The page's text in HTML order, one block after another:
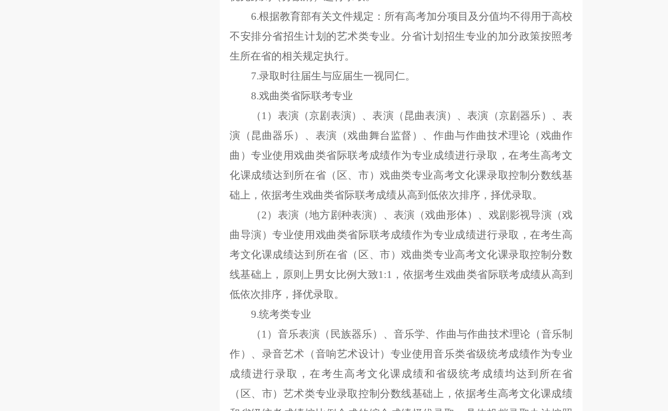
6.根据教育部有关文件规定：所有高考加分项目及分值均不得用于高校
不安排分省招生计划的艺术类专业。分省计划招生专业的加分政策按照考
生所在省的相关规定执行。
7.录取时往届生与应届生一视同仁。
8.戏曲类省际联考专业
（1）表演（京剧表演）、表演（昆曲表演）、表演（京剧器乐）、表
演（昆曲器乐）、表演（戏曲舞台监督）、作曲与作曲技术理论（戏曲作
曲）专业使用戏曲类省际联考成绩作为专业成绩进行录取，在考生高考文
化课成绩达到所在省（区、市）戏曲类专业高考文化课录取控制分数线基
础上，依据考生戏曲类省际联考成绩从高到低依次排序，择优录取。
（2）表演（地方剧种表演）、表演（戏曲形体）、戏剧影视导演（戏
曲导演）专业使用戏曲类省际联考成绩作为专业成绩进行录取，在考生高
考文化课成绩达到所在省（区、市）戏曲类专业高考文化课录取控制分数
线基础上，原则上男女比例大致1:1，依据考生戏曲类省际联考成绩从高到
低依次排序，择优录取。
9.统考类专业
（1）音乐表演（民族器乐）、音乐学、作曲与作曲技术理论（音乐制
作）、录音艺术（音响艺术设计）专业使用音乐类省级统考成绩作为专业
成绩进行录取，在考生高考文化课成绩和省级统考成绩均达到所在省
（区、市）艺术类专业录取控制分数线基础上，依据考生高考文化课成绩